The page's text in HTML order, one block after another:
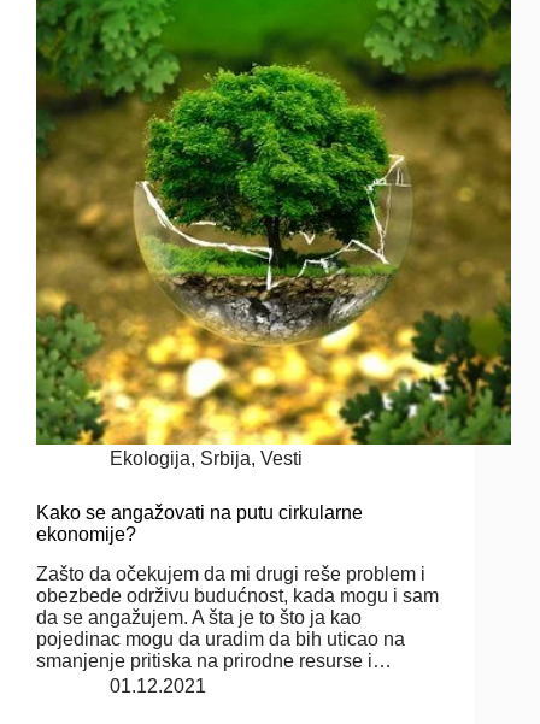
Ekologija, Srbija, Vesti
Kako se angažovati na putu cirkularne
ekonomije?
Zašto da očekujem da mi drugi reše problem i
obezbede održivu budućnost, kada mogu i sam
da se angažujem. A šta je to što ja kao
pojedinac mogu da uradim da bih uticao na
smanjenje pritiska na prirodne resurse i…
01.12.2021